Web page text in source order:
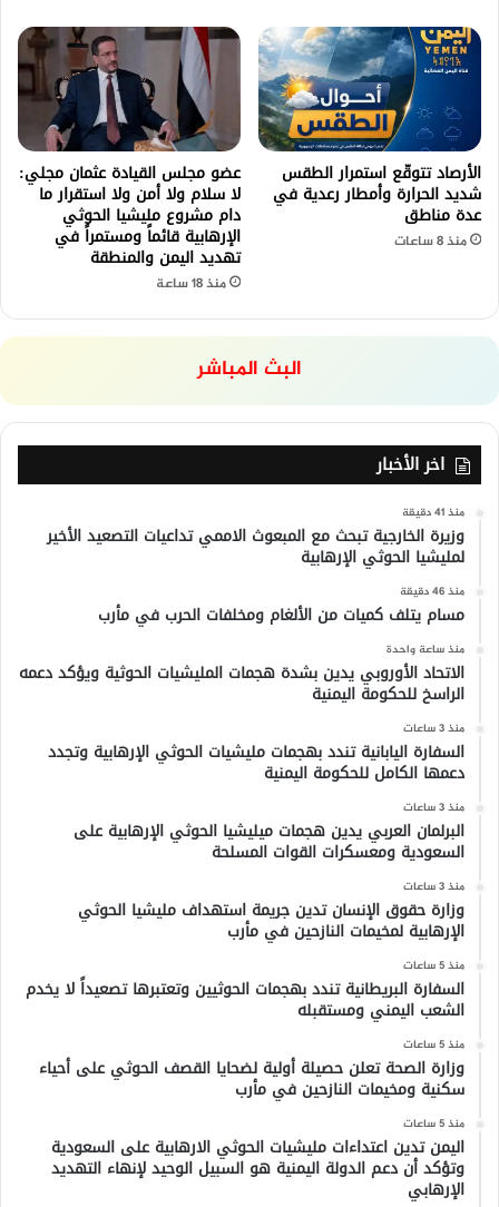
الأرصاد تتوقّع استمرار الطقس
شديد الحرارة وأمطار رعدية في
عدة مناطق
منذ 8 ساعات
عضو مجلس القيادة عثمان مجلي:
لا سلام ولا أمن ولا استقرار ما
دام مشروع مليشيا الحوثي
الإرهابية قائماً ومستمراً في
تهديد اليمن والمنطقة
منذ 18 ساعة
البث المباشر
اخر الأخبار
منذ 41 دقيقة
وزيرة الخارجية تبحث مع المبعوث الاممي تداعيات التصعيد الأخير
لمليشيا الحوثي الإرهابية
منذ 46 دقيقة
مسام يتلف كميات من الألغام ومخلفات الحرب في مأرب
منذ ساعة واحدة
الاتحاد الأوروبي يدين بشدة هجمات المليشيات الحوثية ويؤكد دعمه
الراسخ للحكومة اليمنية
منذ 3 ساعات
السفارة اليابانية تندد بهجمات مليشيات الحوثي الإرهابية وتجدد
دعمها الكامل للحكومة اليمنية
منذ 3 ساعات
البرلمان العربي يدين هجمات ميليشيا الحوثي الإرهابية على
السعودية ومعسكرات القوات المسلحة
منذ 3 ساعات
وزارة حقوق الإنسان تدين جريمة استهداف مليشيا الحوثي
الإرهابية لمخيمات النازحين في مأرب
منذ 5 ساعات
السفارة البريطانية تندد بهجمات الحوثيين وتعتبرها تصعيداً لا يخدم
الشعب اليمني ومستقبله
منذ 5 ساعات
وزارة الصحة تعلن حصيلة أولية لضحايا القصف الحوثي على أحياء
سكنية ومخيمات النازحين في مأرب
منذ 5 ساعات
اليمن تدين اعتداءات مليشيات الحوثي الارهابية على السعودية
وتؤكد أن دعم الدولة اليمنية هو السبيل الوحيد لإنهاء التهديد
الإرهابي